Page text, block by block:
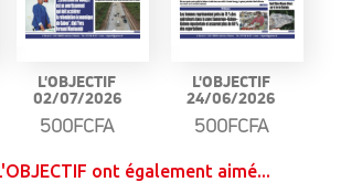
L'OBJECTIF
02/07/2026
500FCFA
L'OBJECTIF
24/06/2026
500FCFA
ont également aimé...